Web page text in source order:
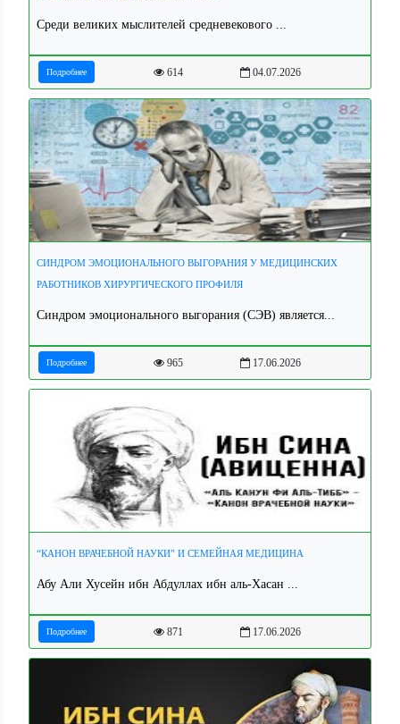
Среди великих мыслителей средневекового ...
Подробнее 614 04.07.2026
СИНДРОМ ЭМОЦИОНАЛЬНОГО ВЫГОРАНИЯ У МЕДИЦИНСКИХ
РАБОТНИКОВ ХИРУРГИЧЕСКОГО ПРОФИЛЯ
Синдром эмоционального выгорания (СЭВ) является...
Подробнее 965 17.06.2026
“КАНОН ВРАЧЕБНОЙ НАУКИ” И СЕМЕЙНАЯ МЕДИЦИНА
Абу Али Хусейн ибн Абдуллах ибн аль-Хасан ...
Подробнее 871 17.06.2026